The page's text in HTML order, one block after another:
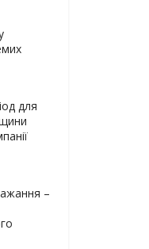
для
–